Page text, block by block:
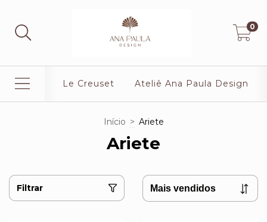
0
Le Creuset Ateliê Ana Paula Design
Início > Ariete
Ariete
Filtrar